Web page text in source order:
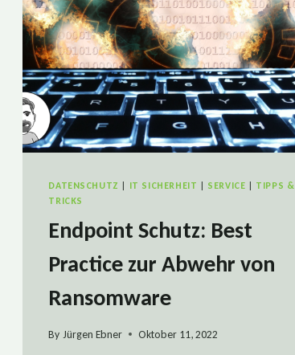
DATENSCHUTZ IT SICHERHEIT SERVICE
TIPPS &
TRICKS
Endpoint Schutz: Best
Practice zur Abwehr von
Ransomware
By Jürgen Ebner Oktober 11, 2022